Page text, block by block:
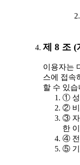
제 8 조 (
이용자는
스에 접속
할 수 있습
① 성
② 비
③ 자
한
④ 전
⑤ 기